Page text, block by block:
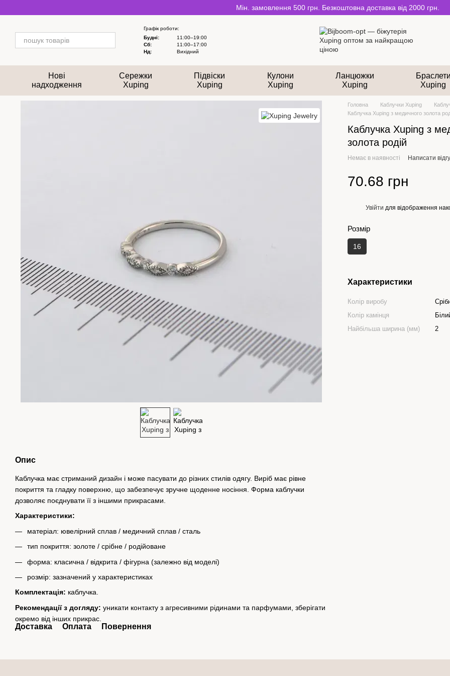
Мін. замовлення 500 грн. Безкоштовна доставка від 2000 грн.
Графік роботи:
Будні:
11:00–19:00
Сб:
11:00–17:00
Нд:
Вихідний
Нові
надходження
Сережки
Xuping
Підвіски
Xuping
Кулони
Xuping
Ланцюжки
Xuping
Браслети
Xuping
Опис
Каблучка має стриманий дизайн і може пасувати до різних стилів одягу. Виріб має рівне
покриття та гладку поверхню, що забезпечує зручне щоденне носіння. Форма каблучки
дозволяє поєднувати її з іншими прикрасами.
Характеристики:
матеріал: ювелірний сплав / медичний сплав / сталь
тип покриття: золоте / срібне / родійоване
форма: класична / відкрита / фігурна (залежно від моделі)
розмір: зазначений у характеристиках
Комплектація: каблучка.
Рекомендації з догляду: уникати контакту з агресивними рідинами та парфумами, зберігати
окремо від інших прикрас.
Доставка Оплата Повернення
Головна Каблучки Xuping
Каблучка Xuping з медичного золота
Каблучка Xuping з
золота родій
Немає в наявності Написати
70.68 грн
Увійти для відображення
Розмір
16
Характеристики
Колір виробу
Колір камінця
Найбільша ширина (мм)
2